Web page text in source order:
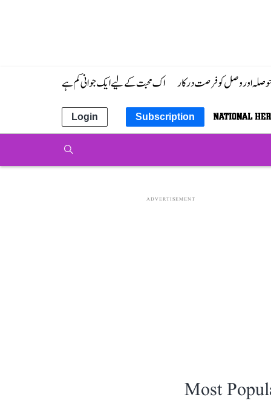
حوصلہ اور وصل کو فرصت درکار اک محبت کے لیے ایک جوانی کم ہے
Subscription
Login
ADVERTISEMENT
Most